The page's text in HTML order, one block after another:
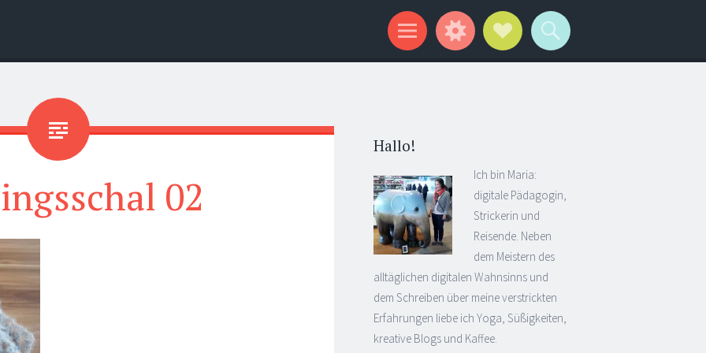
02
Hallo!
Ich bin Maria:
digitale Pädagogin,
Strickerin und
Reisende. Neben
dem Meistern des
alltäglichen digitalen Wahnsinns und
dem Schreiben über meine verstrickten
Erfahrungen liebe ich Yoga, Süßigkeiten,
kreative Blogs und Kaffee.